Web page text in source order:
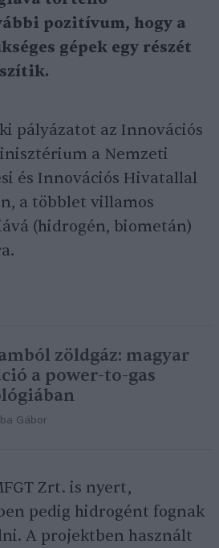
pozitívum, hogy a
gépek egy részét
pályázatot az Innovációs
a Nemzeti
és Innovációs Hivatallal
a többlet villamos
(hidrogén, biometán)
zöldgáz: magyar
a power-to-gas
Gábor
Zrt. is nyert,
pedig hidrogént fognak
A projektben használt